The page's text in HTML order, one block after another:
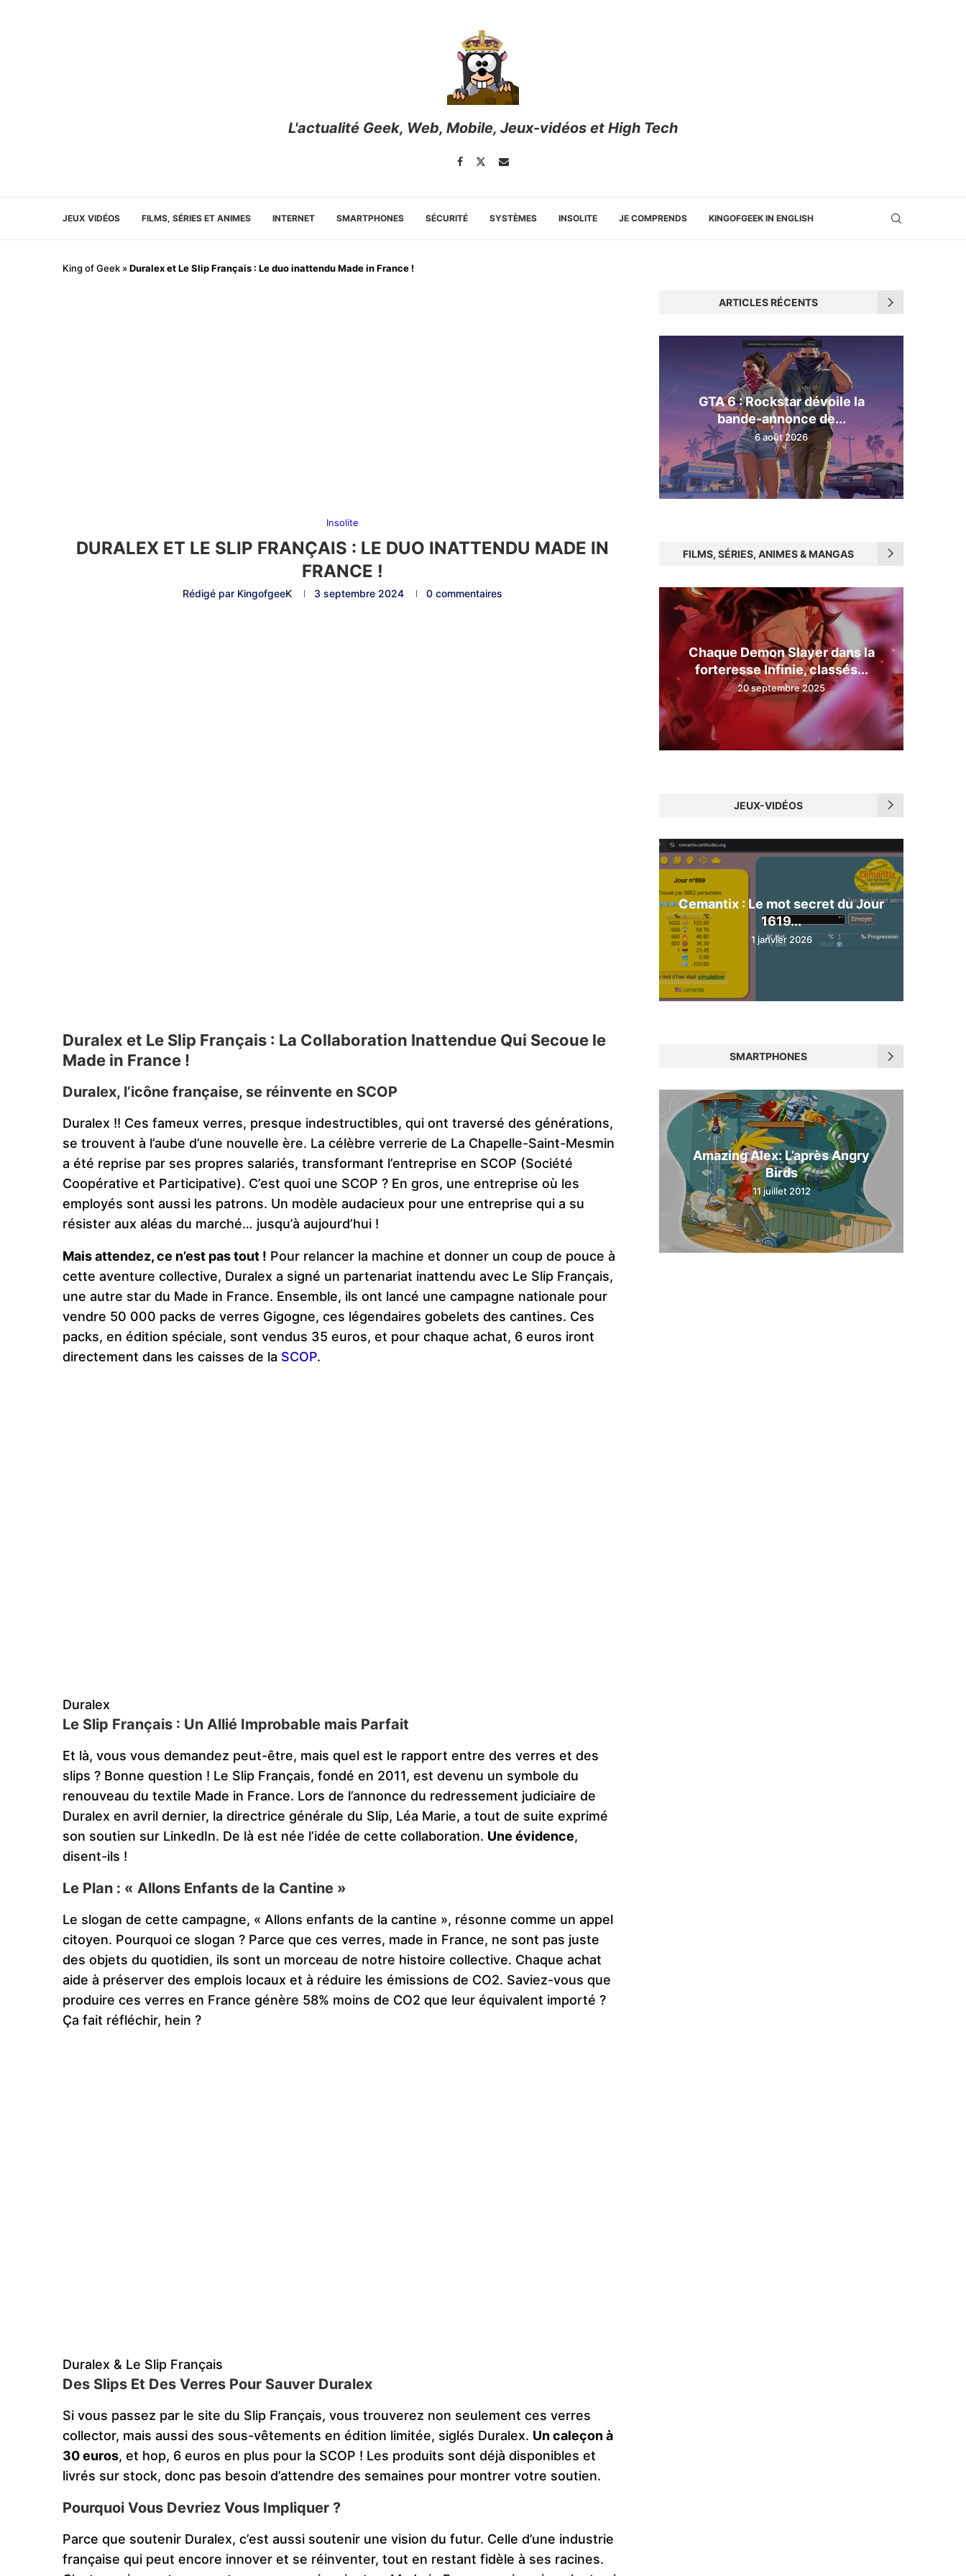
L'actualité Geek, Web, Mobile, Jeux-vidéos et High Tech
JEUX VIDÉOS FILMS, SÉRIES ET ANIMES INTERNET SMARTPHONES SÉCURITÉ SYSTÈMES INSOLITE JE COMPRENDS KINGOFGEEK IN ENGLISH
King of Geek »Duralex et Le Slip Français : Le duo inattendu Made in France !
Insolite
DURALEX ET LE SLIP FRANÇAIS : LE DUO INATTENDU MADE IN
FRANCE !
Rédigé par KingofgeeK 3 septembre 2024 0 commentaires
Duralex et Le Slip Français : La Collaboration Inattendue Qui Secoue le
Made in France !
Duralex, l’icône française, se réinvente en SCOP
Duralex !! Ces fameux verres, presque indestructibles, qui ont traversé des générations,
se trouvent à l’aube d’une nouvelle ère. La célèbre verrerie de La Chapelle-Saint-Mesmin
a été reprise par ses propres salariés, transformant l’entreprise en SCOP (Société
Coopérative et Participative). C’est quoi une SCOP ? En gros, une entreprise où les
employés sont aussi les patrons. Un modèle audacieux pour une entreprise qui a su
résister aux aléas du marché… jusqu’à aujourd’hui !
Mais attendez, ce n’est pas tout ! Pour relancer la machine et donner un coup de pouce à
cette aventure collective, Duralex a signé un partenariat inattendu avec Le Slip Français,
une autre star du Made in France. Ensemble, ils ont lancé une campagne nationale pour
vendre 50 000 packs de verres Gigogne, ces légendaires gobelets des cantines. Ces
packs, en édition spéciale, sont vendus 35 euros, et pour chaque achat, 6 euros iront
directement dans les caisses de la SCOP.
Duralex
Le Slip Français : Un Allié Improbable mais Parfait
Et là, vous vous demandez peut-être, mais quel est le rapport entre des verres et des
slips ? Bonne question ! Le Slip Français, fondé en 2011, est devenu un symbole du
renouveau du textile Made in France. Lors de l’annonce du redressement judiciaire de
Duralex en avril dernier, la directrice générale du Slip, Léa Marie, a tout de suite exprimé
son soutien sur LinkedIn. De là est née l’idée de cette collaboration. Une évidence,
disent-ils !
Le Plan : « Allons Enfants de la Cantine »
Le slogan de cette campagne, « Allons enfants de la cantine », résonne comme un appel
citoyen. Pourquoi ce slogan ? Parce que ces verres, made in France, ne sont pas juste
des objets du quotidien, ils sont un morceau de notre histoire collective. Chaque achat
aide à préserver des emplois locaux et à réduire les émissions de CO2. Saviez-vous que
produire ces verres en France génère 58% moins de CO2 que leur équivalent importé ?
Ça fait réfléchir, hein ?
Duralex & Le Slip Français
Des Slips Et Des Verres Pour Sauver Duralex
Si vous passez par le site du Slip Français, vous trouverez non seulement ces verres
collector, mais aussi des sous-vêtements en édition limitée, siglés Duralex. Un caleçon à
30 euros, et hop, 6 euros en plus pour la SCOP ! Les produits sont déjà disponibles et
livrés sur stock, donc pas besoin d’attendre des semaines pour montrer votre soutien.
Pourquoi Vous Devriez Vous Impliquer ?
Parce que soutenir Duralex, c’est aussi soutenir une vision du futur. Celle d’une industrie
française qui peut encore innover et se réinventer, tout en restant fidèle à ses racines.
ARTICLES RÉCENTS
GTA 6 : Rockstar dévoile la
bande-annonce de...
6 août 2026
FILMS, SÉRIES, ANIMES & MANGAS
Chaque Demon Slayer dans la
forteresse Infinie, classés...
20 septembre 2025
JEUX-VIDÉOS
Cemantix : Le mot secret du Jour
1619...
1 janvier 2026
SMARTPHONES
Amazing Alex: L’après Angry
Birds
11 juillet 2012